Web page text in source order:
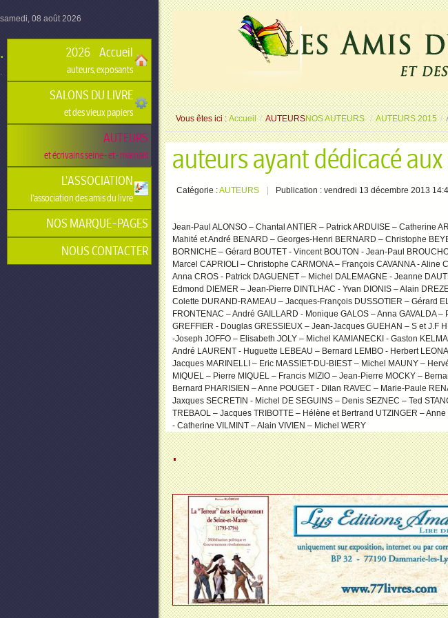
samedi, 08 août 2026
.
.
2026 • Accueil
auteurs, exposants
SALONS DU LIVRE
et des vieux papiers
AUTEURS
et écrivains seine-et-marnais
L'ASSOCIATION
l'association des amis du livre
NOS MARQUE-PAGES
NOUS CONTACTER
Vous êtes ici : Accueil / AUTEURSNOS AUTEURS / AUTEURS 2015 /
auteurs ayant dédicacé
Catégorie :AUTEURS Publication : vendredi 13 décembre 2013
Jean-Paul ALONSO – Chantal ANTIER – Patrick ARDUISE – Catherine
Mahité et André BENARD – Georges-Henri BERNARD – Christophe
BORNICHE – Gérard BOUTET - Vincent BOUTON - Jean-Paul
Marcel CAPRIOLI – Christophe CARMONA – François CAVANNA -
Anna CROS - Patrick DAGUENET – Michel DALEMAGNE - Jeanne
Edmond DIEMER – Jean-Pierre DINTLHAC - Yvan DIONIS – Alain
Colette DURAND-RAMEAU – Jacques-François DUSSOTIER – Gérard
FRONTENAC – André GAILLARD - Monique GALOS – Anna GAVALDA
GREFFIER - Douglas GRESSIEUX – Jean-Jacques GUEHAN – S et J.F
-Joseph JOFFO – Elisabeth JOLY – Michel KAMIANECKI - Gaston
André LAURENT - Huguette LEBEAU – Bernard LEMBO - Herbert
Jacques MARINELLI – Eric MASSIET-DU-BIEST – Michel MAUNY –
MIQUEL – Pierre MIQUEL – Francis MIZIO – Jean-Pierre MOCKY –
Bernard PHARISIEN – Anne POUGET - Dilan RAVEC – Marie-Paule
Jaxques SECRETIN - Michel DE SEGUINS – Denis SEZNEC – Ted
TREBAOL – Jacques TRIBOTTE – Hélène et Bertrand UTZINGER –
- Catherine VILMINT – Alain VIVIEN – Michel WERY
.